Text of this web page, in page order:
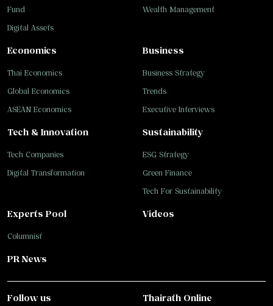
Fund
Digital Assets
Wealth Management
Business
Business Strategy
Trends
Executive Interviews
Tech & Innovation
Tech Companies
Digital Transformation
Sustainability
ESG Strategy
Green Finance
Tech For Sustainability
Economics
Thai Economics
Global Economics
ASEAN Economics
Experts Pool
Columnist
Videos
PR News
Follow us Thairath Online